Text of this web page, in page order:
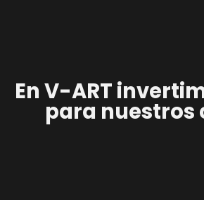
En V-ART
para nuestros